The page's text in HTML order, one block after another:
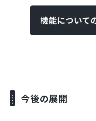
今後の展開